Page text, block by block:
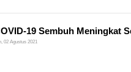
19 Sembuh Meningkat
02 Agustus 2021